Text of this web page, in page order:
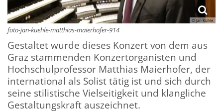
© Jan Kühle
foto-jan-kuehle-matthias-maierhofer-914
Gestaltet wurde dieses Konzert von dem aus
Graz stammenden Konzertorganisten und
Hochschulprofessor Matthias Maierhofer, der
international als Solist tätig ist und sich durch
seine stilistische Vielseitigkeit und klangliche
Gestaltungskraft auszeichnet.